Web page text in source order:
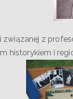
związanej z
historykiem i